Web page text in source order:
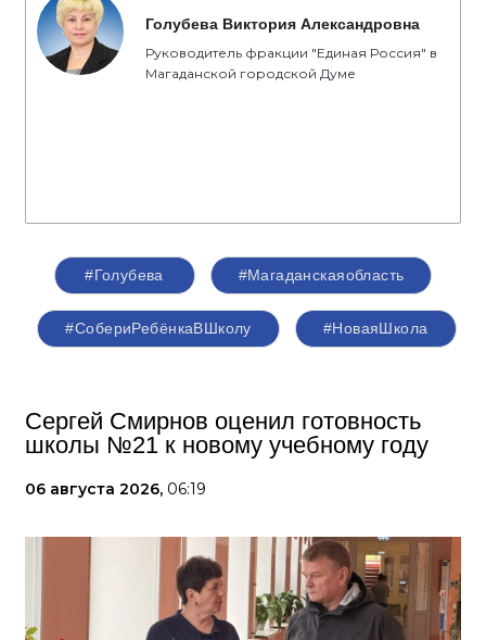
Голубева Виктория Александровна
Руководитель фракции "Единая Россия" в
Магаданской городской Думе
#Голубева #Магаданскаяобласть
#СобериРебёнкаВШколу #НоваяШкола
Сергей Смирнов оценил готовность
школы №21 к новому учебному году
06 августа 2026, 06:19